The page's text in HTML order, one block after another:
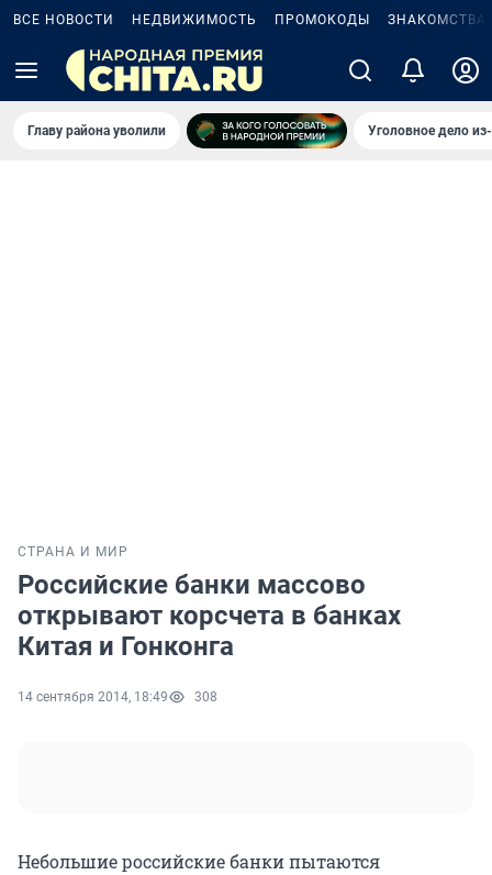
ВСЕ НОВОСТИ НЕДВИЖИМОСТЬ ПРОМОКОДЫ ЗНАКОМСТВА
Главу района уволили Уголовное дело
СТРАНА И МИР
Российские банки массово
открывают корсчета в банках
Китая и Гонконга
14 сентября 2014, 18:49 308
Небольшие российские банки пытаются